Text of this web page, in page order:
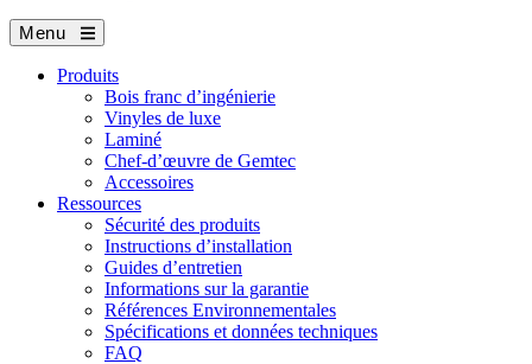
Menu
Produits
Bois franc d’ingénierie
Vinyles de luxe
Laminé
Chef-d’œuvre de Gemtec
Accessoires
Ressources
Sécurité des produits
Instructions d’installation
Guides d’entretien
Informations sur la garantie
Références Environnementales
Spécifications et données techniques
FAQ